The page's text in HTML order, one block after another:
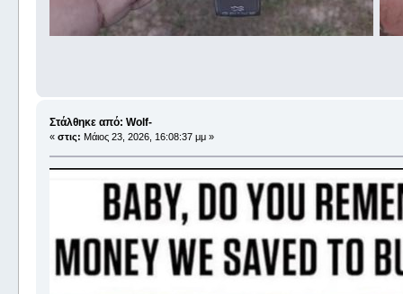
Στάλθηκε από: Wolf-
« στις: Μάιος 23, 2026, 16:08:37 μμ »